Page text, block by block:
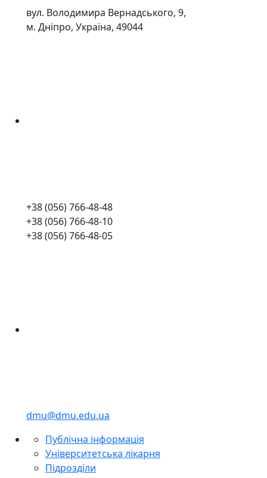
вул. Володимира Вернадського, 9,
м. Дніпро, Україна, 49044
+38 (056) 766-48-48
+38 (056) 766-48-10
+38 (056) 766-48-05
dmu@dmu.edu.ua
Публічна інформація
Університетська лікарня
Підрозділи